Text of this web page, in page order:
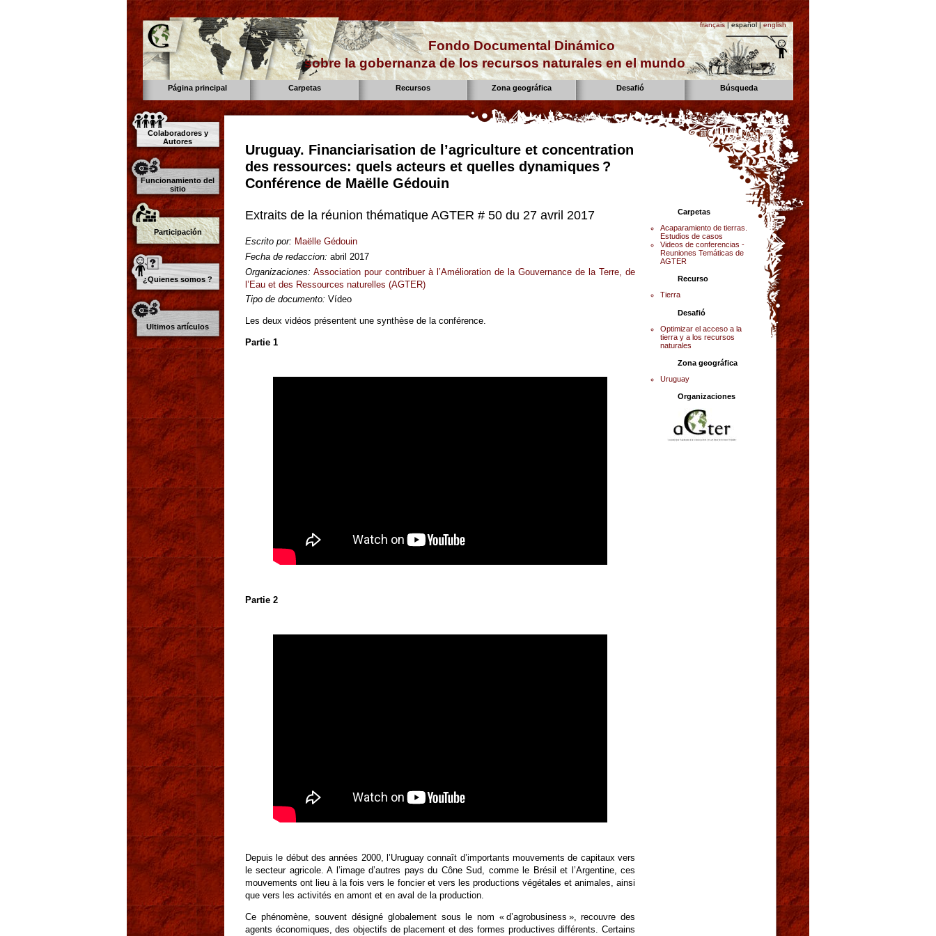
français| español |english
Fondo Documental Dinámico
sobre la gobernanza de los recursos naturales en el mundo
Página principal Carpetas Recursos Zona geográfica Desafió Búsqueda
Colaboradores y
Autores
Funcionamiento del
sitio
Participación
¿Quienes somos ?
Ultimos artículos
Uruguay. Financiarisation de l’agriculture et concentration
des ressources: quels acteurs et quelles dynamiques ?
Conférence de Maëlle Gédouin
Extraits de la réunion thématique AGTER # 50 du 27 avril 2017
Escrito por: Maëlle Gédouin
Fecha de redaccion: abril 2017
Organizaciones: Association pour contribuer à l’Amélioration de la Gouvernance de la Terre, de
l’Eau et des Ressources naturelles (AGTER)
Tipo de documento: Vídeo
Les deux vidéos présentent une synthèse de la conférence.
Partie 1
Partie 2
Depuis le début des années 2000, l’Uruguay connaît d’importants mouvements de capitaux vers
le secteur agricole. A l’image d’autres pays du Cône Sud, comme le Brésil et l’Argentine, ces
mouvements ont lieu à la fois vers le foncier et vers les productions végétales et animales, ainsi
que vers les activités en amont et en aval de la production.
Ce phénomène, souvent désigné globalement sous le nom « d’agrobusiness », recouvre des
agents économiques, des objectifs de placement et des formes productives différents. Certains
Carpetas
Acaparamiento de tierras.
Estudios de casos
Videos de conferencias -
Reuniones Temáticas de
AGTER
Recurso
Tierra
Desafió
Optimizar el acceso a la
tierra y a los recursos
naturales
Zona geográfica
Uruguay
Organizaciones